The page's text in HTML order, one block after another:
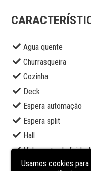
Agua quente
Churrasqueira
Cozinha
Deck
Espera automação
Espera split
Hall
Hidrometro Individual
Interfone
Usamos cookies